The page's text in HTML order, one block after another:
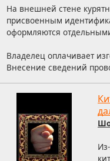
На внешней стене
присвоенным
оформляются
Владелец оплачивает
Внесение сведений